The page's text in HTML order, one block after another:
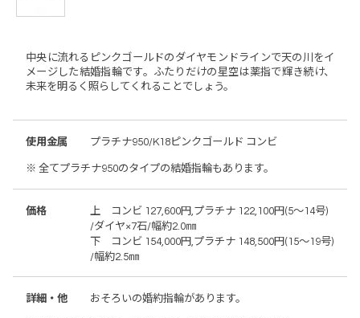
中央に流れるピンクゴールドのダイヤモンドラインで天の川をイ
メージした結婚指輪です。ふたりだけの星空は薬指で輝き続け、
未来を明るく照らしてくれることでしょう。
使用金属 プラチナ950/K18ピンクゴールド コンビ
※ 全てプラチナ950のタイプの結婚指輪もあります。
価格
上 コンビ 127,600円,プラチナ 122,100円(5～14号)
/ダイヤ×7石/幅約2.0㎜
下 コンビ 154,000円,プラチナ 148,500円(15～19号)
/幅約2.5㎜
詳細・他 おそろいの婚約指輪があります。